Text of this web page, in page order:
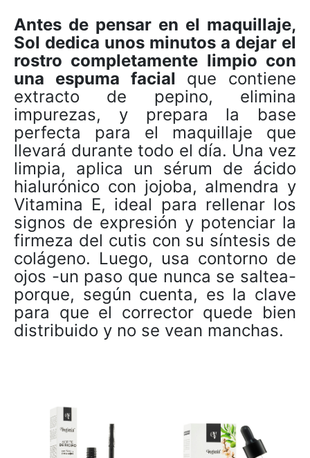
Antes de pensar en el maquillaje,
Sol dedica unos minutos a dejar el
rostro completamente limpio con
una espuma facial que contiene
extracto de pepino, elimina
impurezas, y prepara la base
perfecta para el maquillaje que
llevará durante todo el día. Una vez
limpia, aplica un sérum de ácido
hialurónico con jojoba, almendra y
Vitamina E, ideal para rellenar los
signos de expresión y potenciar la
firmeza del cutis con su síntesis de
colágeno. Luego, usa contorno de
ojos -un paso que nunca se saltea-
porque, según cuenta, es la clave
para que el corrector quede bien
distribuido y no se vean manchas.